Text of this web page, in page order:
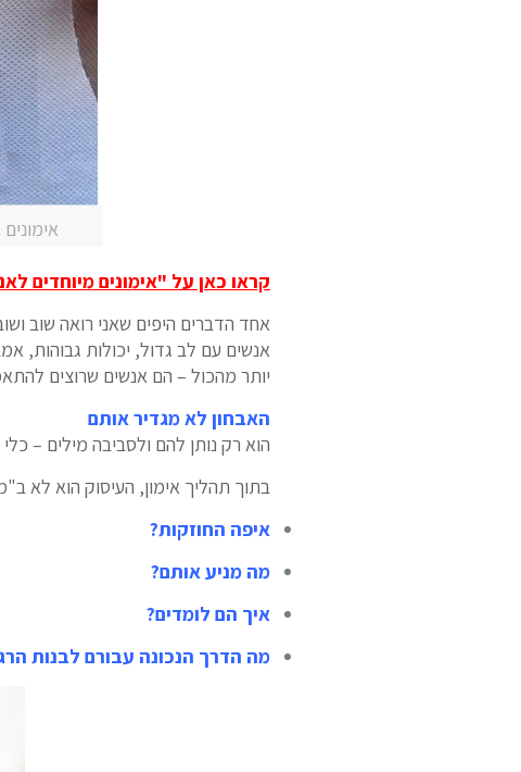
קראו כאן על "אימונים מיוחדים
אחד הדברים היפים שאני רואה שוב
אנשים עם לב גדול, יכולות גבוהות,
יותר מהכול – הם אנשים שרוצים
האבחון לא מגדיר אותם
הוא רק נותן להם ולסביבה מילים –
בתוך תהליך אימון, העיסוק הוא לא
איפה החוזקות?
מה מניע אותם?
איך הם לומדים?
מה הדרך הנכונה עבורם לבנות